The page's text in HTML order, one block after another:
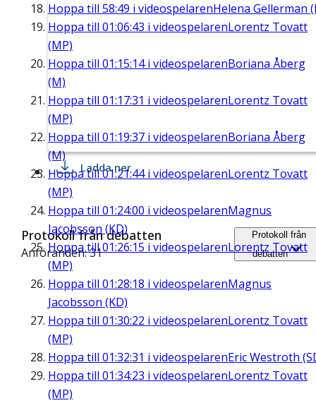
Hoppa till 58:49 i videospelarenHelena Gellerman
Hoppa till 01:06:43 i videospelarenLorentz Tovatt
(MP)
Hoppa till 01:15:14i videospelarenBoriana Åberg
(M)
Hoppa till 01:17:31 i videospelarenLorentz Tovatt
(MP)
Hoppa till 01:19:37 i videospelarenBoriana Åberg
(M)
Hoppa till01:21:44i videospelarenLorentz Tovatt
(MP)
Hoppa till 01:24:00 i videospelarenMagnus
Jacobsson (KD)
Hoppa till01:26:15 i videospelarenLorentz Tovatt
(MP)
Hoppa till 01:28:18 i videospelarenMagnus
Jacobsson (KD)
Hoppa till 01:30:22 i videospelarenLorentz Tovatt
(MP)
Hoppa till 01:32:31 i videospelarenEric Westroth
Hoppa till 01:34:23 i videospelarenLorentz Tovatt
(MP)
Ladda ner
Protokoll från debatten
Anföranden: 31
Protokoll från
debatten